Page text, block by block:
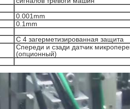
0.001mm
0.1mm
С 4 загерметизированная защита
Спереди и сзади датчик
(опционный)